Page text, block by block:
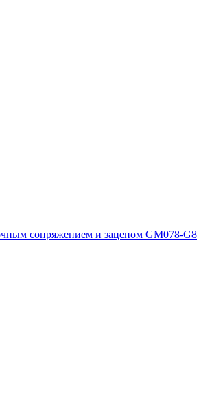
сопряжением и зацепом GM078-G8